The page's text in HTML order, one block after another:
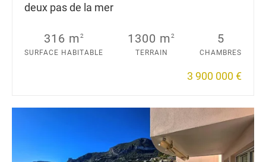
deux pas de la mer
316 m2
SURFACE HABITABLE
1300 m2
TERRAIN
5
CHAMBRES
3 900 000 €